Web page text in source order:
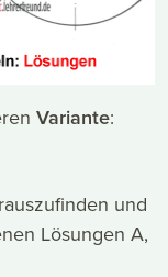
Variante:
und
Lösungen A,